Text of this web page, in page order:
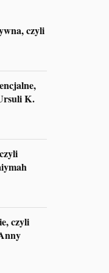
czyli
K.
czyli